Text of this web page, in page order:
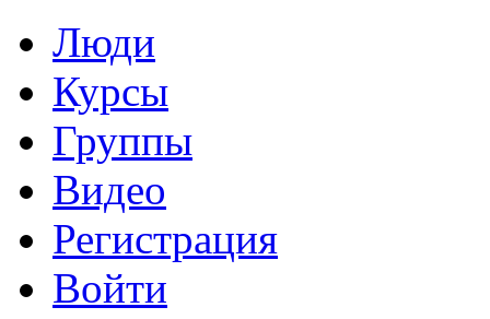
Люди
Курсы
Группы
Видео
Регистрация
Войти